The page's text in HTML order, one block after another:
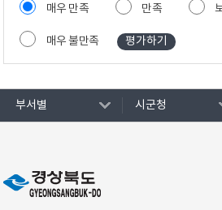
매우 만족 만족
매우 불만족
부서별 시군청